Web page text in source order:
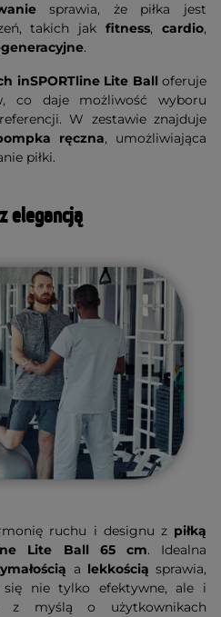
sprawia, że piłka jest
takich jak fitness,cardio,
.
inSPORTline Lite Balloferuje
co daje możliwość wyboru
W zestawie znajduje
ręczna, umożliwiająca
piłki.
z elegancją
ruchu i designu z piłką
Lite Ball 65 cm. Idealna
a lekkością sprawia,
się nie tylko efektywne, ale i
z myślą o użytkownikach